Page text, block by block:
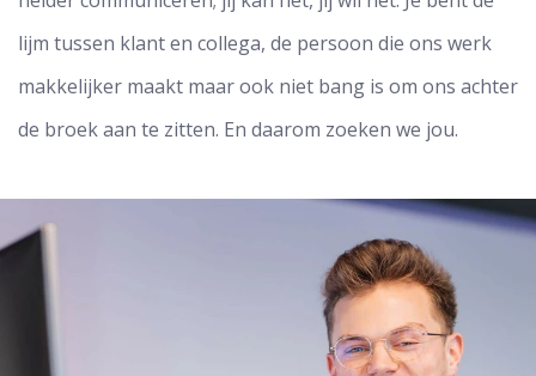
lijm tussen klant en collega, de persoon die ons werk
makkelijker maakt maar ook niet bang is om ons achter
de broek aan te zitten. En daarom zoeken we jou.